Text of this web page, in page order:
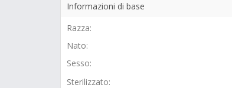
Informazioni di base
Razza:
Nato:
Sesso:
Sterilizzato: